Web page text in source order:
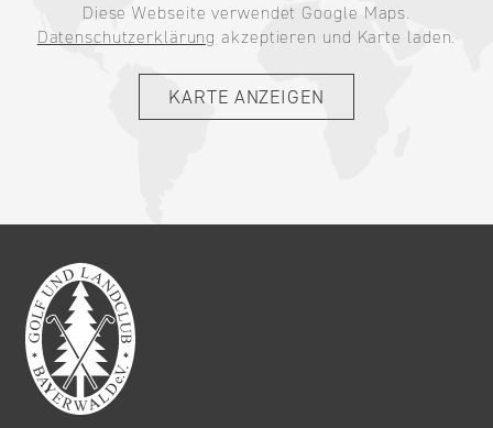
Diese Webseite verwendet Google Maps.
Datenschutzerklärung akzeptieren und Karte laden.
KARTE ANZEIGEN